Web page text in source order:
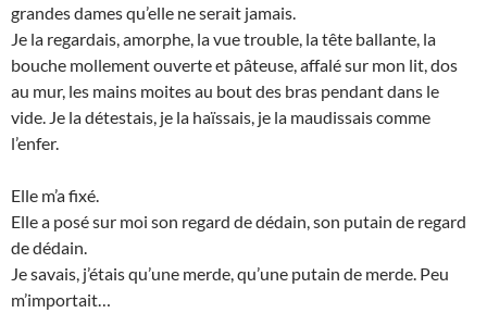
grandes dames qu’elle ne serait jamais.
Je la regardais, amorphe, la vue trouble, la tête ballante, la
bouche mollement ouverte et pâteuse, affalé sur mon lit, dos
au mur, les mains moites au bout des bras pendant dans le
vide. Je la détestais, je la haïssais, je la maudissais comme
l’enfer.
Elle m’a fixé.
Elle a posé sur moi son regard de dédain, son putain de regard
de dédain.
Je savais, j’étais qu’une merde, qu’une putain de merde. Peu
m’importait…